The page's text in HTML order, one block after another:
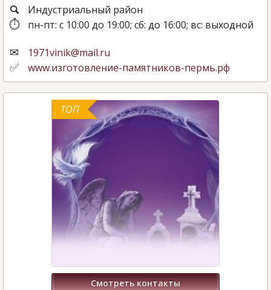
Индустриальный район
пн-пт: с 10:00 до 19:00; сб: до 16:00; вс: выходной
1971vinik@mail.ru
www.изготовление-памятников-пермь.рф
ТОП
Смотреть контакты